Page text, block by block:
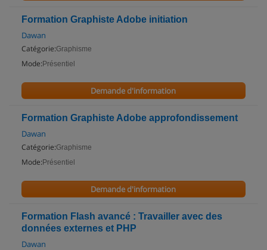
Formation Graphiste Adobe initiation
Dawan
Catégorie:Graphisme
Mode: Présentiel
Demande d'information
Formation Graphiste Adobe approfondissement
Dawan
Catégorie:Graphisme
Mode: Présentiel
Demande d'information
Formation Flash avancé : Travailler avec des
données externes et PHP
Dawan